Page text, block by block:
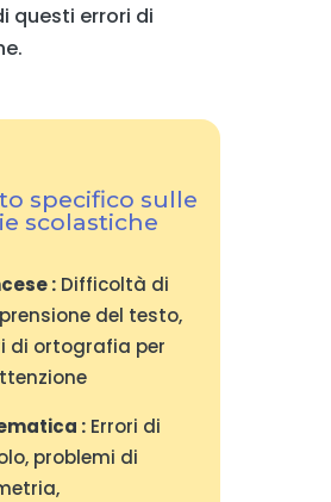
questi errori di
specifico sulle
scolastiche
:Difficoltà di
del testo,
di ortografia per
:Errori di
problemi di